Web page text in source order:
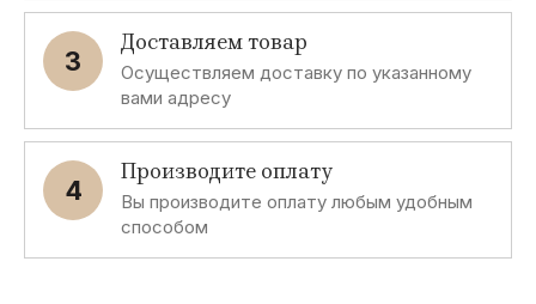
3
Доставляем товар
Осуществляем доставку по указанному
вами адресу
4
Производите оплату
Вы производите оплату любым удобным
способом